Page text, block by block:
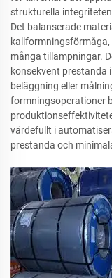
strukturella
Det balanserade
kallformningsförmåga,
många tillämpningar.
konsekvent prestanda
beläggning eller
formningsoperationer
värdefullt i
prestanda och